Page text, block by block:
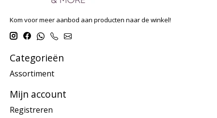
Kom voor meer aanbod aan producten naar de winkel!
Categorieën
Assortiment
Mijn account
Registreren